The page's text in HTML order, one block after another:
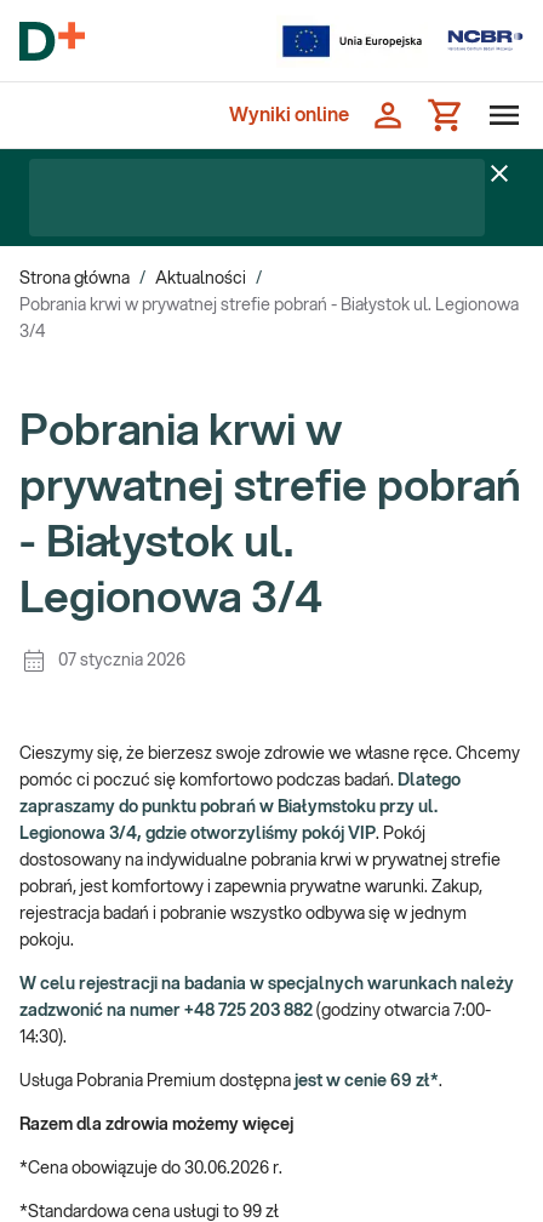
Wyniki online
Strona główna / Aktualności
/
Pobrania krwi w prywatnej strefie pobrań - Białystok ul. Legionowa
3/4
Pobrania krwi w
prywatnej strefie pobrań
- Białystok ul.
Legionowa 3/4
07 stycznia 2026
Cieszymy się, że bierzesz swoje zdrowie we własne ręce. Chcemy
pomóc ci poczuć się komfortowo podczas badań. Dlatego
zapraszamy do punktu pobrań w Białymstoku przy ul.
Legionowa 3/4, gdzie otworzyliśmy pokój VIP. Pokój
dostosowany na indywidualne pobrania krwi w prywatnej strefie
pobrań, jest komfortowy i zapewnia prywatne warunki. Zakup,
rejestracja badań i pobranie wszystko odbywa się w jednym
pokoju.
W celu rejestracji na badania w specjalnych warunkach należy
zadzwonić na numer +48 725 203 882 (godziny otwarcia 7:00-
14:30).
Usługa Pobrania Premium dostępna jest w cenie 69 zł*.
Razem dla zdrowia możemy więcej
*Cena obowiązuje do 30.06.2026 r.
*Standardowa cena usługi to 99 zł